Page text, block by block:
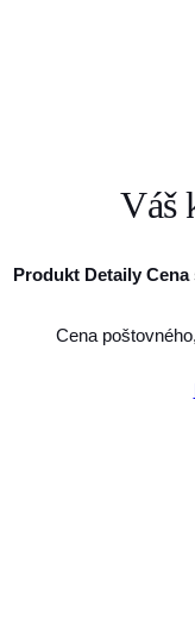
Váš
Produkty
Produkt Detaily Cena
Cena